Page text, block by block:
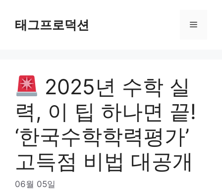
content태그프로덕션 Menu
2025년 수학 실
력, 이 팁 하나면 끝!
‘한국수학학력평가’
고득점 비법 대공개
06월 05일